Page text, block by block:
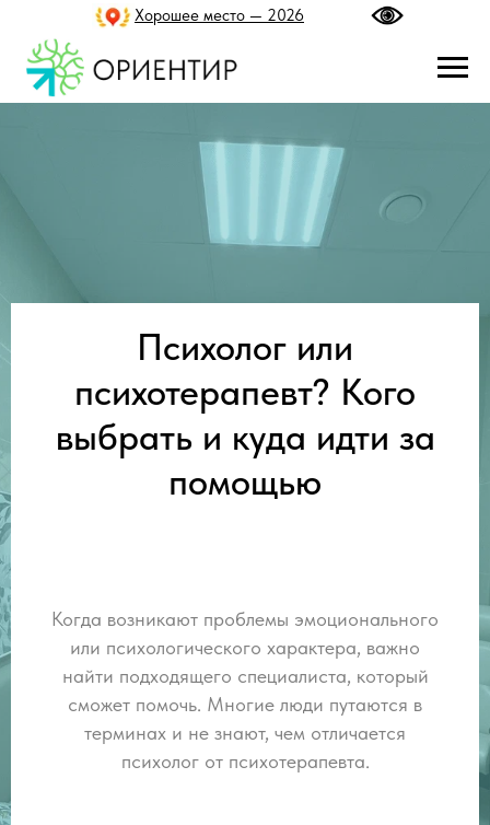
Хорошее место — 2026
Психолог или
психотерапевт? Кого
выбрать и куда идти за
помощью
Когда возникают проблемы эмоционального
или психологического характера, важно
найти подходящего специалиста, который
сможет помочь. Многие люди путаются в
терминах и не знают, чем отличается
психолог от психотерапевта.